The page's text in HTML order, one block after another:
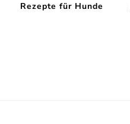
Rezepte für Hunde